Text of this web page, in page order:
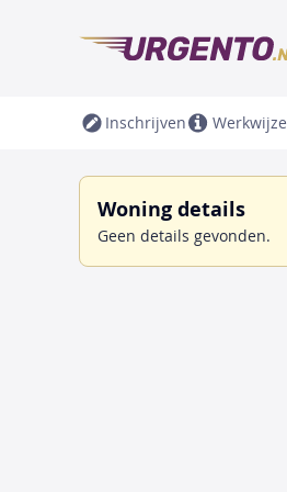
Inschrijven Werkwijze
Woning details
Geen details gevonden.